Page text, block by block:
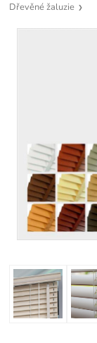
Dřevěné žaluzie